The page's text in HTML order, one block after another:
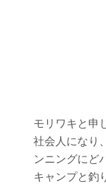
モリワキと申
社会人になり
ンニングにど
キャンプと釣